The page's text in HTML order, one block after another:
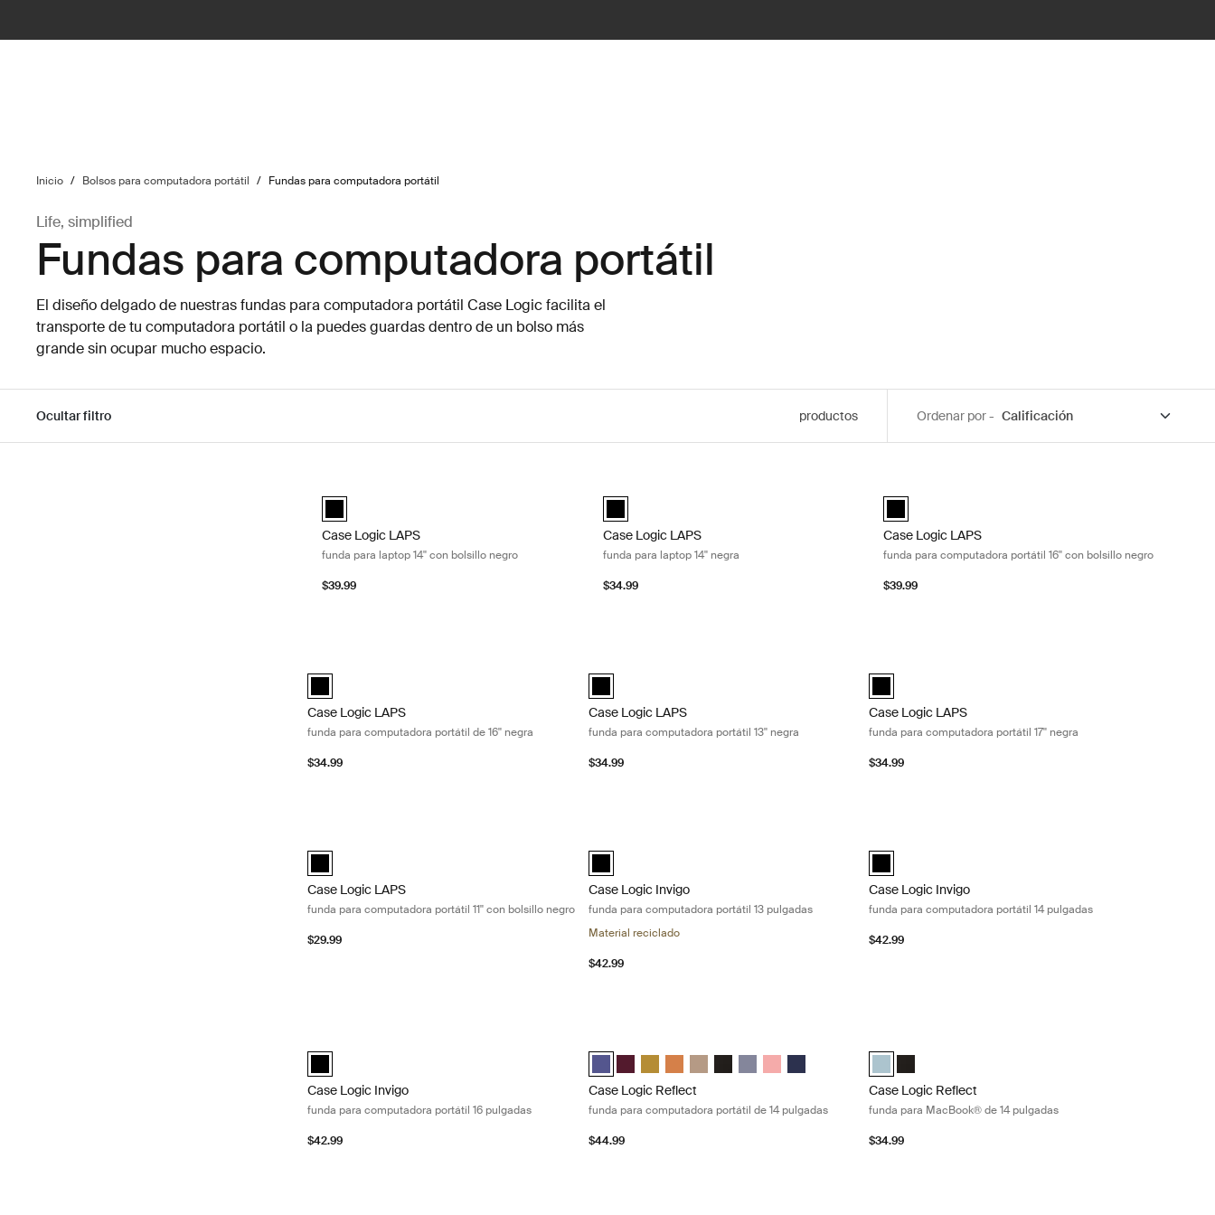
Inicio / Bolsos para computadora portátil / Fundas para computadora portátil
Life, simplified
Fundas para computadora portátil
El diseño delgado de nuestras fundas para computadora portátil Case Logic facilita el
transporte de tu computadora portátil o la puedes guardas dentro de un bolso más
grande sin ocupar mucho espacio.
Ocultar filtro productos Ordenar por -
Case Logic LAPS laptop sleeve 14'' with pocket Negro (selected)
Case Logic LAPS
funda para laptop 14'' con bolsillo negro
$39.99
Case Logic LAPS laptop sleeve 14'' Negro (selected)
Case Logic LAPS
funda para laptop 14'' negra
$34.99
Case Logic LAPS laptop sleeve 16'' with pocket Negro
Case Logic LAPS
funda para computadora portátil 16'' con bolsillo negro
$39.99
Case Logic LAPS laptop sleeve 16'' Negro (selected)
Case Logic LAPS
funda para computadora portátil de 16'' negra
$34.99
Case Logic LAPS sleeve 13" Negro (selected)
Case Logic LAPS
funda para computadora portátil 13'' negra
$34.99
Case Logic LAPS laptop sleeve 17'' Negro (selected)
Case Logic LAPS
funda para computadora portátil 17'' negra
$34.99
Case Logic LAPS sleeve 11'' with pocket Negro (selected)
Case Logic LAPS
funda para computadora portátil 11'' con bolsillo negro
$29.99
black (selected)
Case Logic Invigo
funda para computadora portátil 13 pulgadas
Material reciclado
$42.99
black (selected)
Case Logic Invigo
funda para computadora portátil 14 pulgadas
$42.99
black (selected)
Case Logic Invigo
funda para computadora portátil 16 pulgadas
$42.99
Case Logic Reflect 14" Laptop Sleeve Púrpura concentrado (selected)
Case Logic Reflect 14" Laptop Sleeve Rojo tenue
Case Logic Reflect 14" Laptop Sleeve Dim Gold
Case Logic Reflect 14" Laptop Sleeve Luscious Orange
Case Logic Reflect 14" Laptop Sleeve Boulder Beige
Case Logic Reflect 14" Laptop Sleeve Negro
Case Logic Reflect 14" Laptop Sleeve Azul cielo
Case Logic Reflect 14" Laptop Sleeve Pomelo Pink
Case Logic Reflect 14" Laptop Sleeve Dark Blue
Case Logic Reflect
funda para computadora portátil de 14 pulgadas
$44.99
Case Logic Reflect 14" MacBook® Sleeve Gentle Blue
Case Logic Reflect 14" MacBook® Sleeve Negro
Case Logic Reflect
funda para MacBook® de 14 pulgadas
$34.99